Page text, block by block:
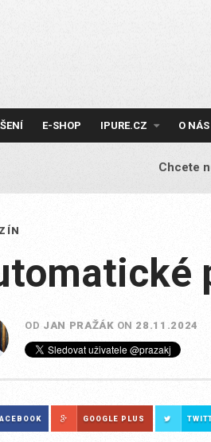
E-SHOP IPURE.CZ O NÁS
Chcete
OD JAN PRAŽÁK ON 28.11.2024
GOOGLE PLUS